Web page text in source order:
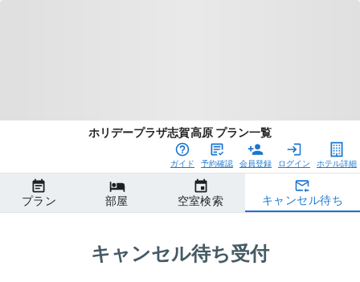
ホリデープラザ志賀高原 プラン一覧
ホテル詳細
ログイン
会員登録
予約確認
ガイド
プラン 部屋 空室検索 キャンセル待ち
キャンセル待ち受付